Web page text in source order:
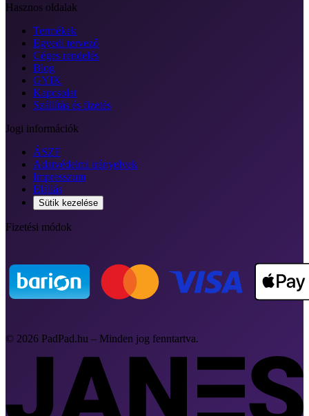
Hasznos oldalak
Termékek
Egyedi tervező
Céges rendelés
Blog
GYIK
Kapcsolat
Szállítás és fizetés
Jogi információk
ÁSZF
Adatvédelmi irányelvek
Impresszum
Elállás
Sütik kezelése
Fizetési módok
© 2026 PadPad.hu – Minden jog fenntartva.